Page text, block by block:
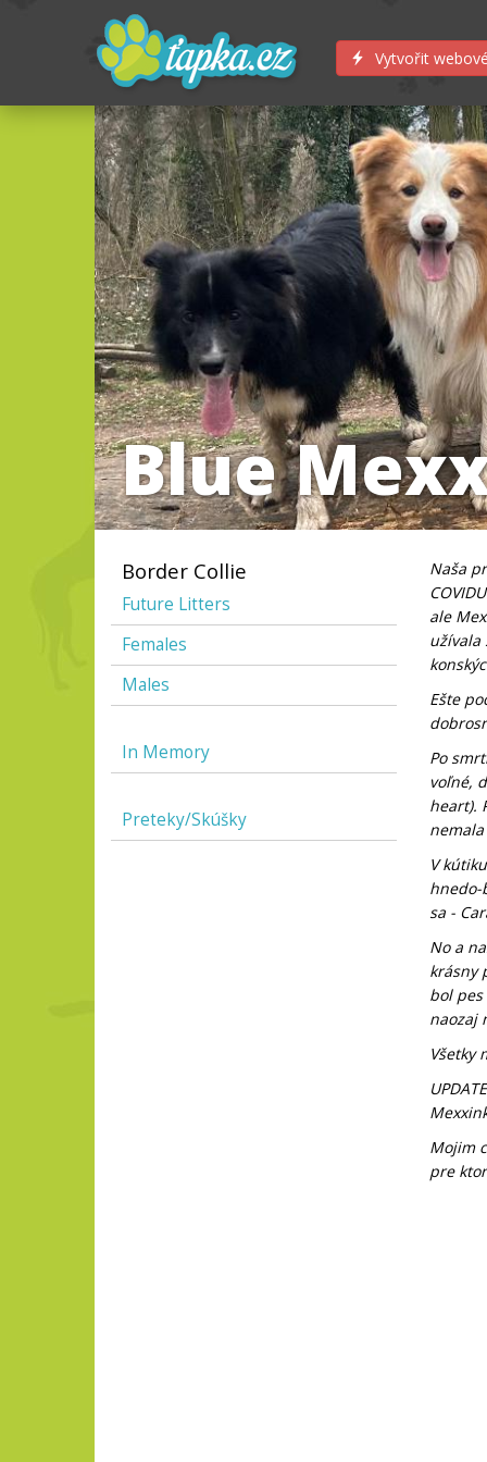
Vytvořit
Blue
Border Collie
Future Litters
Females
Males
In Memory
Preteky/Skúšky
Naša
ale
užívala
Ešte
Po
voľné,
heart).
V
hnedo-
sa -
No a
krásny
bol
naozaj
Všetky
Mojim
pre